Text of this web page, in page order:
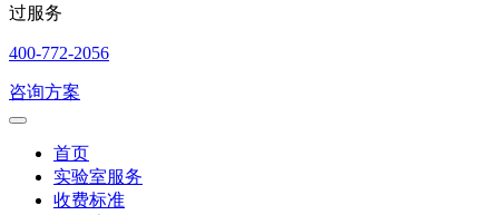
过服务
400-772-2056
咨询方案
首页
实验室服务
收费标准